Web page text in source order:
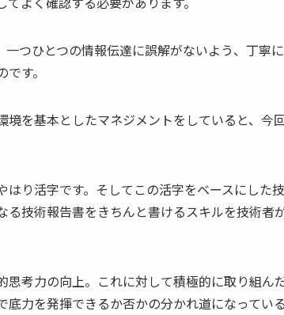
つひとつの情報伝達に誤解がないよう、丁寧
す。
を基本としたマネジメントをしていると、今
り活字です。そしてこの活字をベースにした
技術報告書をきちんと書けるスキルを技術者
考力の向上。これに対して積極的に取り組ん
力を発揮できるか否かの分かれ道になってい